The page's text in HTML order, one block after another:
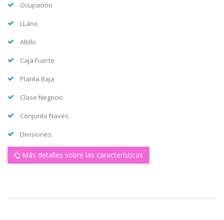
Ocupación
LLano
Altillo
Caja Fuerte
Planta Baja
Clase Negocio
Conjunto Naves
Divisiones
Más detalles sobre las características